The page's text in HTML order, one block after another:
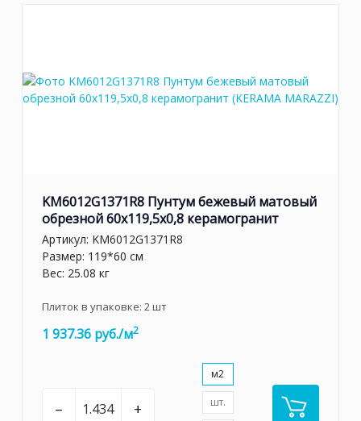
KM6012G1371R8 Пунтум бежевый матовый
обрезной 60x119,5x0,8 керамогранит
Артикул: KM6012G1371R8
Размер: 119*60 см
Вес: 25.08 кг
Плиток в упаковке: 2шт
1 937.36 руб./м2
– +
м2
шт.